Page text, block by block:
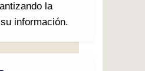
la
información.